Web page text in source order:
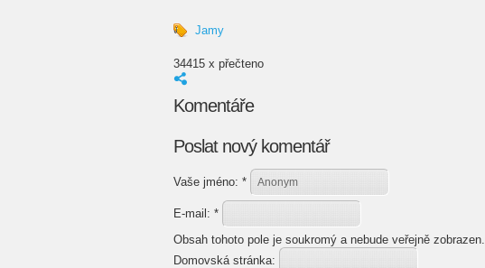
Jamy
34415 x přečteno
Komentáře
Poslat nový komentář
Vaše jméno: *
E-mail: *
Obsah tohoto pole je soukromý a nebude veřejně zobrazen.
Domovská stránka: